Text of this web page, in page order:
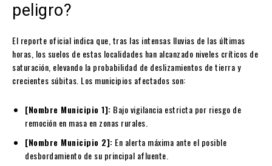
peligro?
El reporte oficial indica que, tras las intensas lluvias de las últimas
horas, los suelos de estas localidades han alcanzado niveles críticos de
saturación, elevando la probabilidad de deslizamientos de tierra y
crecientes súbitas. Los municipios afectados son:
[Nombre Municipio 1]: Bajo vigilancia estricta por riesgo de
remoción en masa en zonas rurales.
[Nombre Municipio 2]: En alerta máxima ante el posible
desbordamiento de su principal afluente.